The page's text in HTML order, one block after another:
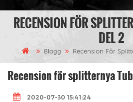
RECENSION FÖR
DEL 2
Blogg Recension För
Recension för splitternya
2020-07-30 15:41:24